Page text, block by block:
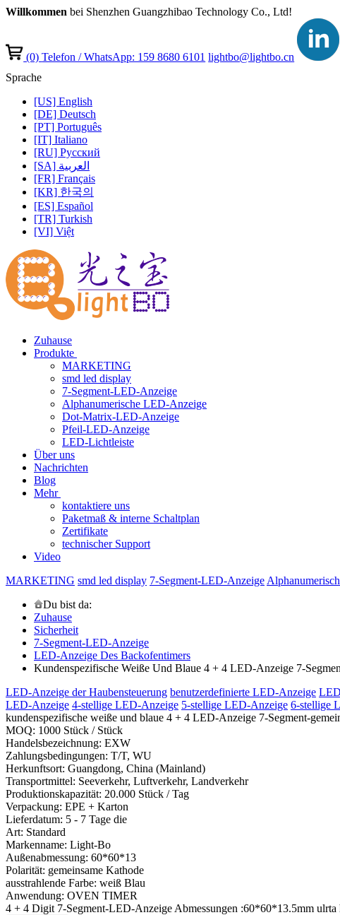
Willkommen bei Shenzhen Guangzhibao Technology Co., Ltd!
(0)Telefon / WhatsApp: 159 8680 6101 lightbo@lightbo.cn
Sprache
[US] English
[DE] Deutsch
[PT] Português
[IT] Italiano
[RU] Pусский
[SA] العربية
[FR] Français
[KR] 한국의
[ES] Español
[TR] Turkish
[VI] Việt
Zuhause
Produkte
MARKETING
smd led display
7-Segment-LED-Anzeige
Alphanumerische LED-Anzeige
Dot-Matrix-LED-Anzeige
Pfeil-LED-Anzeige
LED-Lichtleiste
Über uns
Nachrichten
Blog
Mehr
kontaktiere uns
Paketmaß & interne Schaltplan
Zertifikate
technischer Support
Video
MARKETING smd led display 7-Segment-LED-Anzeige
Du bist da:
Zuhause
Sicherheit
7-Segment-LED-Anzeige
LED-Anzeige Des Backofentimers
Kundenspezifische Weiße Und Blaue 4 + 4 LED-Anzeige 7-
LED-Anzeige der Haubensteuerung benutzerdefinierte LED-Anzeige
LED-Anzeige 4-stellige LED-Anzeige 5-stellige LED-Anzeige 6-stellige
kundenspezifische weiße und blaue 4 + 4 LED-Anzeige 7-Segment-
MOQ: 1000 Stück / Stück
Handelsbezeichnung: EXW
Zahlungsbedingungen: T/T, WU
Herkunftsort: Guangdong, China (Mainland)
Transportmittel: Seeverkehr, Luftverkehr, Landverkehr
Produktionskapazität: 20.000 Stück / Tag
Verpackung: EPE + Karton
Lieferdatum: 5 - 7 Tage die
Art: Standard
Markenname: Light-Bo
Außenabmessung: 60*60*13
Polarität: gemeinsame Kathode
ausstrahlende Farbe: weiß Blau
Anwendung: OVEN TIMER
4 + 4 Digit 7-Segment-LED-Anzeige Abmessungen :60*60*13.5mm ulrta